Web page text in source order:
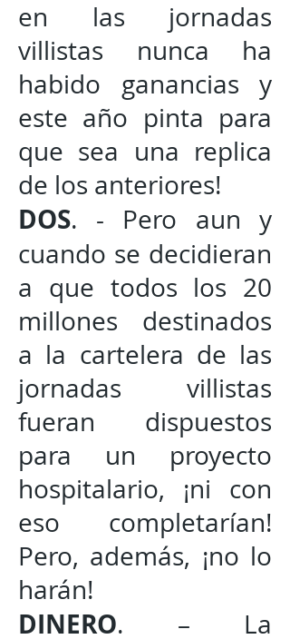
en las jornadas
villistas nunca ha
habido ganancias y
este año pinta para
que sea una replica
de los anteriores!
DOS. - Pero aun y
cuando se decidieran
a que todos los 20
millones destinados
a la cartelera de las
jornadas villistas
fueran dispuestos
para un proyecto
hospitalario, ¡ni con
eso completarían!
Pero, además, ¡no lo
harán!
DINERO. – La